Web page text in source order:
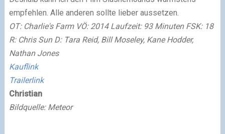
empfehlen. Alle anderen sollte lieber aussetzen.
OT: Charlie's Farm VÖ: 2014 Laufzeit: 93 Minuten FSK: 18
R: Chris Sun D: Tara Reid, Bill Moseley, Kane Hodder,
Nathan Jones
Kauflink
Trailerlink
Christian
Bildquelle: Meteor